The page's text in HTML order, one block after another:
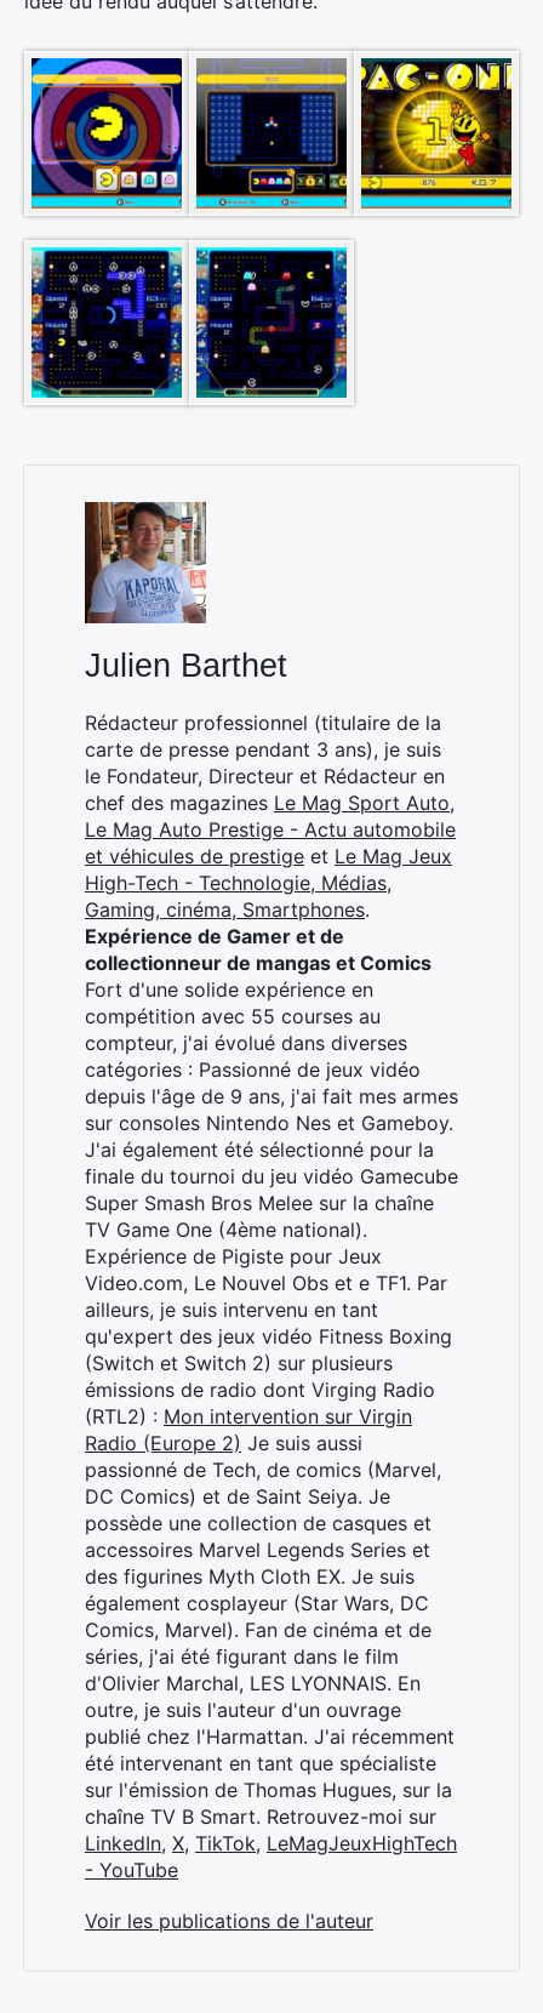
Julien Barthet
Rédacteur professionnel (titulaire de la
carte de presse pendant 3 ans), je suis
le Fondateur, Directeur et Rédacteur en
chef des magazines Le Mag Sport Auto,
Le Mag Auto Prestige - Actu automobile
et véhicules de prestige et Le Mag Jeux
High-Tech - Technologie, Médias,
Gaming, cinéma, Smartphones.
Expérience de Gamer et de
collectionneur de mangas et Comics
Fort d'une solide expérience en
compétition avec 55 courses au
compteur, j'ai évolué dans diverses
catégories : Passionné de jeux vidéo
depuis l'âge de 9 ans, j'ai fait mes armes
sur consoles Nintendo Nes et Gameboy.
J'ai également été sélectionné pour la
finale du tournoi du jeu vidéo Gamecube
Super Smash Bros Melee sur la chaîne
TV Game One (4ème national).
Expérience de Pigiste pour Jeux
Video.com, Le Nouvel Obs et e TF1. Par
ailleurs, je suis intervenu en tant
qu'expert des jeux vidéo Fitness Boxing
(Switch et Switch 2) sur plusieurs
émissions de radio dont Virging Radio
(RTL2) : Mon intervention sur Virgin
Radio (Europe 2) Je suis aussi
passionné de Tech, de comics (Marvel,
DC Comics) et de Saint Seiya. Je
possède une collection de casques et
accessoires Marvel Legends Series et
des figurines Myth Cloth EX. Je suis
également cosplayeur (Star Wars, DC
Comics, Marvel). Fan de cinéma et de
séries, j'ai été figurant dans le film
d'Olivier Marchal, LES LYONNAIS. En
outre, je suis l'auteur d'un ouvrage
publié chez l'Harmattan. J'ai récemment
été intervenant en tant que spécialiste
sur l'émission de Thomas Hugues, sur la
chaîne TV B Smart. Retrouvez-moi sur
LinkedIn, X, TikTok, LeMagJeuxHighTech
- YouTube
Voir les publications de l'auteur
Rechercher